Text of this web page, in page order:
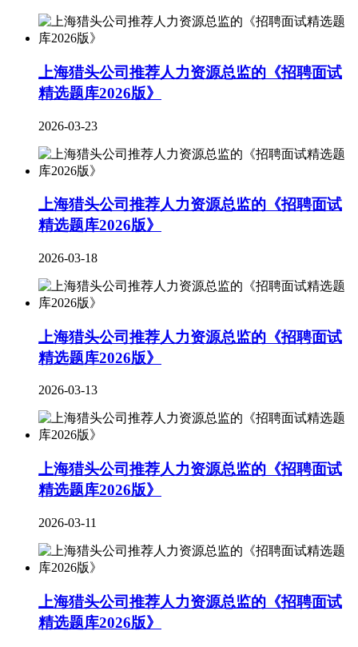
上海猎头公司推荐人力资源总监的《招聘面试
精选题库2026版》
2026-03-23
上海猎头公司推荐人力资源总监的《招聘面试
精选题库2026版》
2026-03-18
上海猎头公司推荐人力资源总监的《招聘面试
精选题库2026版》
2026-03-13
上海猎头公司推荐人力资源总监的《招聘面试
精选题库2026版》
2026-03-11
上海猎头公司推荐人力资源总监的《招聘面试
精选题库2026版》